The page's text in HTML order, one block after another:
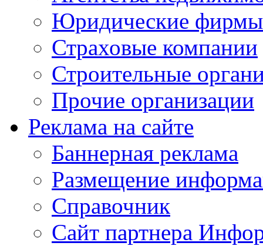
Юридические фирмы
Страховые компании
Строительные
Прочие организации
Реклама на сайте
Баннерная реклама
Размещение
Справочник
Сайт партнера